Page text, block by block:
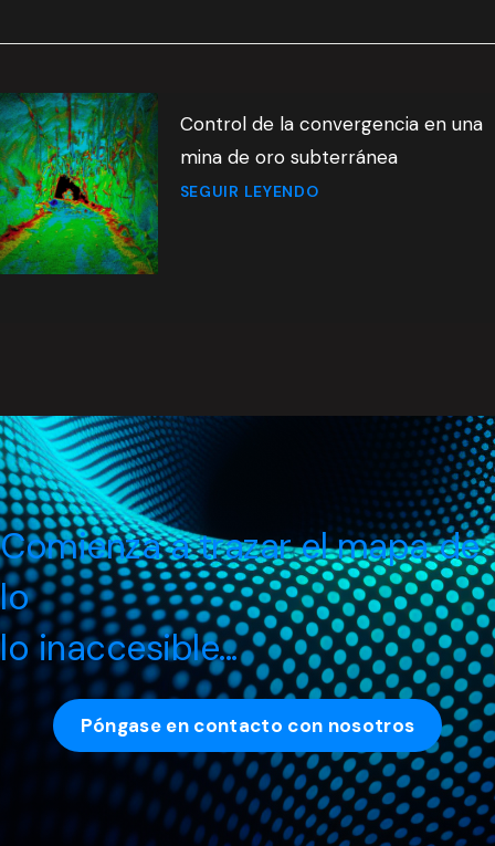
Control de la convergencia en una
mina de oro subterránea
SEGUIR LEYENDO
Comienza a trazar el mapa de
lo
lo inaccesible...
Póngase en contacto con nosotros